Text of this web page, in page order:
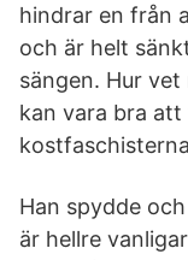
hindrar en från
och är helt
sängen. Hur
kan vara bra att
Han spydde
är hellre